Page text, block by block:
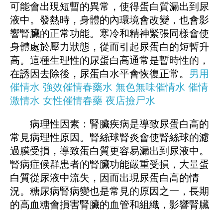
可能會出現短暫的異常，使得蛋白質漏出到尿
液中。發熱時，身體的內環境會改變，也會影
響腎臟的正常功能。寒冷和精神緊張同樣會使
身體處於壓力狀態，從而引起尿蛋白的短暫升
高。這種生理性的尿蛋白高通常是暫時性的，
在誘因去除後，尿蛋白水平會恢復正常。 男用
催情水 強效催情春藥水 無色無味催情水 催情
激情水 女性催情春藥 夜店撿尸水
病理性因素：腎臟疾病是導致尿蛋白高的
常見病理性原因。腎絲球腎炎會使腎絲球的濾
過膜受損，導致蛋白質更容易漏出到尿液中。
腎病症候群患者的腎臟功能嚴重受損，大量蛋
白質從尿液中流失，因而出現尿蛋白高的情
況。糖尿病腎病變也是常見的原因之一，長期
的高血糖會損害腎臟的血管和組織，影響腎臟